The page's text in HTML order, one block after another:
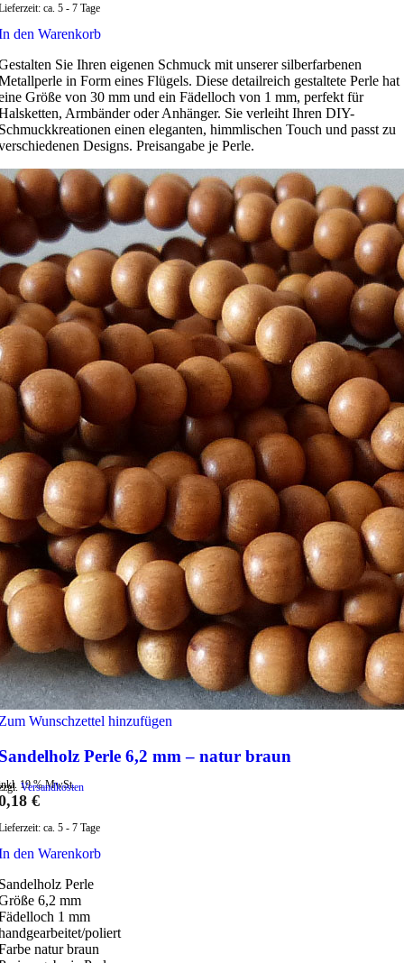
ca. 5 - 7 Tage
den Warenkorb
Sie Ihren eigenen Schmuck mit unserer silberfarbenen
in Form eines Flügels. Diese detailreich gestaltete Perle hat
Größe von 30 mm und ein Fädelloch von 1 mm, perfekt für
Armbänder oder Anhänger. Sie verleiht Ihren DIY-
einen eleganten, himmlischen Touch und passt zu
Designs. Preisangabe je Perle.
Wunschzettel hinzufügen
Perle 6,2 mm – natur braun
19 % MwSt.
Versandkosten
€
ca. 5 - 7 Tage
den Warenkorb
Perle
6,2 mm
1 mm
poliert
natur braun